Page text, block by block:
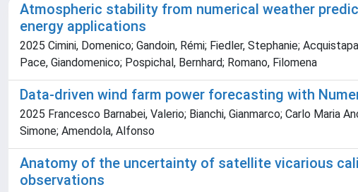
Atmospheric stability from numerical weather
energy applications
2025 Cimini, Domenico; Gandoin, Rémi; Fiedler, Stephanie;
Pace, Giandomenico; Pospichal, Bernhard; Romano, Filomena
Data-driven wind farm power forecasting with
2025 Francesco Barnabei, Valerio; Bianchi, Gianmarco; Carlo Maria
Simone; Amendola, Alfonso
Anatomy of the uncertainty of satellite vicarious
observations